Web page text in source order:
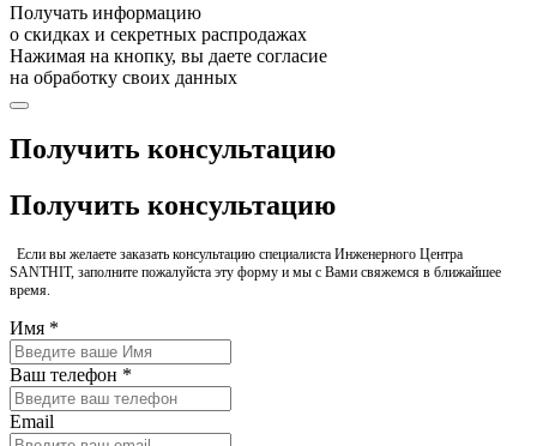
Получать информацию
о скидках и секретных распродажах
Нажимая на кнопку, вы даете согласие
на обработку своих данных
Получить консультацию
Получить консультацию
Если вы желаете заказать консультацию специалиста Инженерного Центра
SANTHIT, заполните пожалуйста эту форму и мы с Вами свяжемся в ближайшее
время.
Имя *
Ваш телефон *
Email